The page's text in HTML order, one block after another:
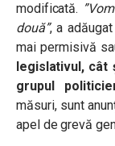
modificată.
două”,a
mai permisivă
legislativul, cât
grupul
măsuri, sunt
apel de grevă